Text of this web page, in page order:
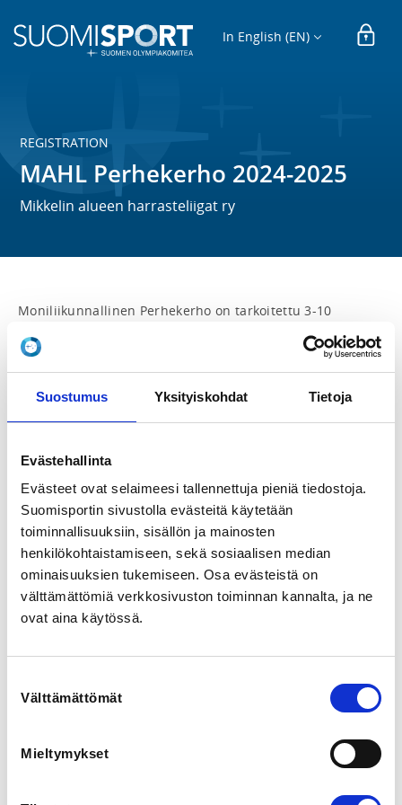
Suostumus Yksityiskohdat Tietoja
Evästehallinta
Evästeet ovat selaimeesi tallennettuja pieniä tiedostoja.
Suomisportin sivustolla evästeitä käytetään
toiminnallisuuksiin, sisällön ja mainosten
henkilökohtaistamiseen, sekä sosiaalisen median
ominaisuuksien tukemiseen. Osa evästeistä on
välttämättömiä verkkosivuston toiminnan kannalta, ja ne
ovat aina käytössä.
valinta
Välttämättömät
Mieltymykset
In English (EN)
REGISTRATION
MAHL Perhekerho 2024-2025
Mikkelin alueen harrasteliigat ry
Moniliikunnallinen Perhekerho on tarkoitettu 3-10
sekä perheen vanhemmille/huoltajille. Liikunnallisia
leikkejä, pelejä ja kilpailuja järjestetään lauantaisin klo
Rantakylän lähiliikunta-alueilla. Kerho alkaa 21.9.2024
ja päättyy 10.5.2025 (HUOM! Syys-, joulu- ja hiihtoloma
pääteema sekä lisäksi joka kerta leikitään ja pelataan
usein rakennetaan temppurata.
Toimintaa voi käydä kokeilemassa maksutta kerran.
Ilmoittautumisen peruutus tulee tehdä kirjallisesti
sähköpostiin mikko(at)mahl.fi.
Hinta:
Syyskausi 25€
Mo 1.7.2024 at 00:00 - We 30.4.2025 at 00:00
LOCATION